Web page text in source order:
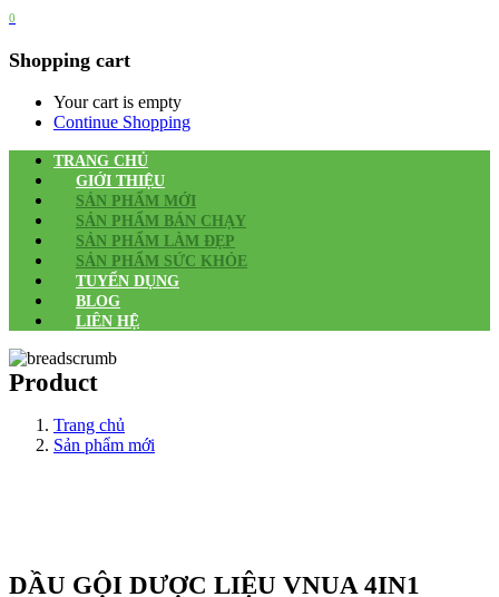
0
Shopping cart
Your cart is empty
Continue Shopping
TRANG CHỦ
GIỚI THIỆU
SẢN PHẨM MỚI
SẢN PHẨM BÁN CHẠY
SẢN PHẨM LÀM ĐẸP
SẢN PHẨM SỨC KHỎE
TUYỂN DỤNG
BLOG
LIÊN HỆ
Product
Trang chủ
Sản phẩm mới
DẦU GỘI DƯỢC LIỆU VNUA 4IN1